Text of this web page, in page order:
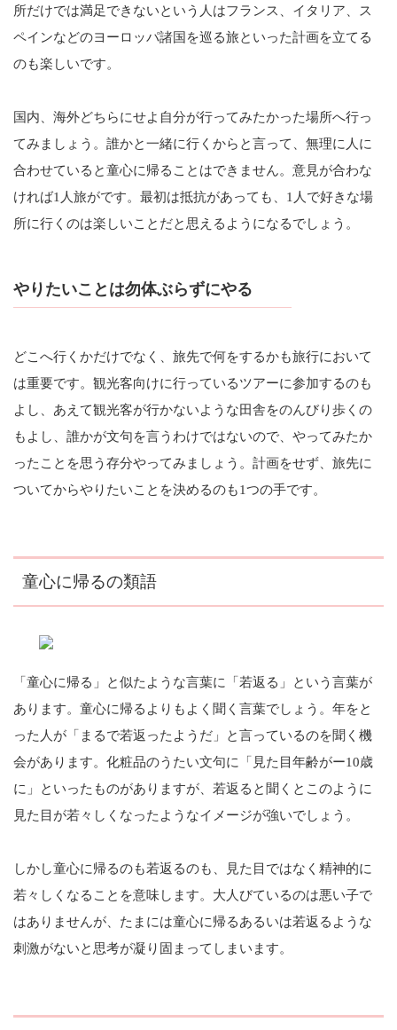
所だけでは満足できないという人はフランス、イタリア、ス
ペインなどのヨーロッパ諸国を巡る旅といった計画を立てる
のも楽しいです。
国内、海外どちらにせよ自分が行ってみたかった場所へ行っ
てみましょう。誰かと一緒に行くからと言って、無理に人に
合わせていると童心に帰ることはできません。意見が合わな
ければ1人旅がです。最初は抵抗があっても、1人で好きな場
所に行くのは楽しいことだと思えるようになるでしょう。
やりたいことは勿体ぶらずにやる
どこへ行くかだけでなく、旅先で何をするかも旅行において
は重要です。観光客向けに行っているツアーに参加するのも
よし、あえて観光客が行かないような田舎をのんびり歩くの
もよし、誰かが文句を言うわけではないので、やってみたか
ったことを思う存分やってみましょう。計画をせず、旅先に
ついてからやりたいことを決めるのも1つの手です。
童心に帰るの類語
「童心に帰る」と似たような言葉に「若返る」という言葉が
あります。童心に帰るよりもよく聞く言葉でしょう。年をと
った人が「まるで若返ったようだ」と言っているのを聞く機
会があります。化粧品のうたい文句に「見た目年齢がー10歳
に」といったものがありますが、若返ると聞くとこのように
見た目が若々しくなったようなイメージが強いでしょう。
しかし童心に帰るのも若返るのも、見た目ではなく精神的に
若々しくなることを意味します。大人びているのは悪い子で
はありませんが、たまには童心に帰るあるいは若返るような
刺激がないと思考が凝り固まってしまいます。